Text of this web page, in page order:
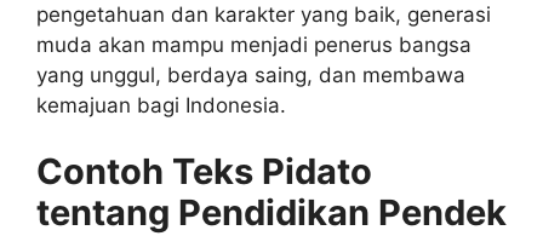
pengetahuan dan karakter yang baik, generasi
muda akan mampu menjadi penerus bangsa
yang unggul, berdaya saing, dan membawa
kemajuan bagi Indonesia.
Contoh Teks Pidato
tentang Pendidikan Pendek